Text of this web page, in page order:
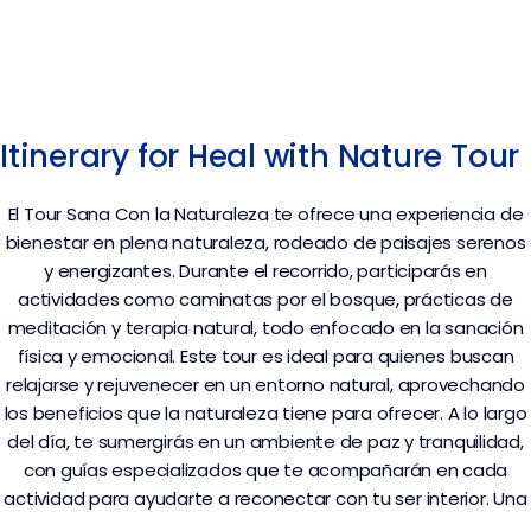
Itinerary for Heal with Nature Tour
El Tour Sana Con la Naturaleza te ofrece una experiencia de
bienestar en plena naturaleza, rodeado de paisajes serenos
y energizantes. Durante el recorrido, participarás en
actividades como caminatas por el bosque, prácticas de
meditación y terapia natural, todo enfocado en la sanación
física y emocional. Este tour es ideal para quienes buscan
relajarse y rejuvenecer en un entorno natural, aprovechando
los beneficios que la naturaleza tiene para ofrecer. A lo largo
del día, te sumergirás en un ambiente de paz y tranquilidad,
con guías especializados que te acompañarán en cada
actividad para ayudarte a reconectar con tu ser interior. Una